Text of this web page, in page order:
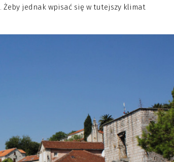
. Żeby jednak wpisać się w tutejszy klimat